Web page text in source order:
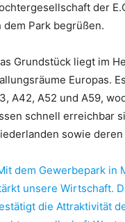
der
dem Park begrüßen.
Grundstück liegt im
Europas.
A42, A52 und A59,
schnell erreichbar
sowie
dem Gewerbepark in
unsere Wirtschaft.
die Attraktivität